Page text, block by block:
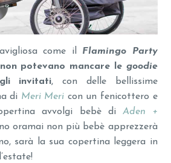
come il Flamingo Party
non potevano mancare le goodie
invitati, con delle bellissime
di Meri Meri con un fenicottero e
avvolgi bebè di Aden +
oramai non più bebè apprezzerà
sarà la sua copertina leggera in